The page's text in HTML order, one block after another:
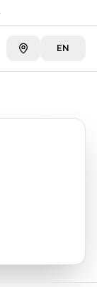
EN